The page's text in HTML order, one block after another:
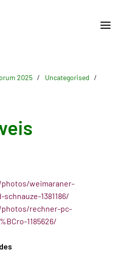
2025
Uncategorised
weimaraner-
1381186/
rechner-pc-
1185626/